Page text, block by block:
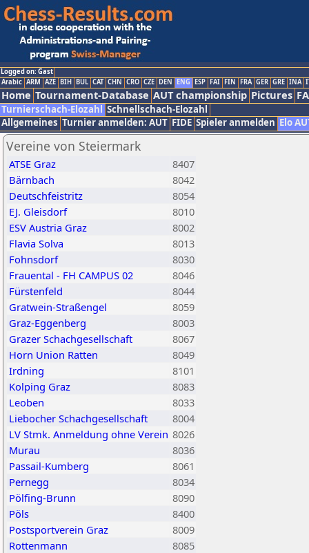
Logged on: Gast
Arabic ARM AZE BIH BUL CAT CHN CRO CZE DEN ENG ESP FAI FIN FRA GER GRE INA
Home Tournament-Database AUT championship Pictures
Turnierschach-Elozahl Schnellschach-Elozahl
Allgemeines Turnier anmelden: AUT FIDE Spieler anmelden Elo
Vereine von Steiermark
ATSE Graz
8407
Bärnbach
8042
Deutschfeistritz
8054
EJ. Gleisdorf
8010
ESV Austria Graz
8002
Flavia Solva
8013
Fohnsdorf
8030
Frauental - FH CAMPUS 02
8046
Fürstenfeld
8044
Gratwein-Straßengel
8059
Graz-Eggenberg
8003
Grazer Schachgesellschaft
8067
Horn Union Ratten
8049
Irdning
8101
Kolping Graz
8083
Leoben
8033
Liebocher Schachgesellschaft
8004
LV Stmk. Anmeldung ohne Verein 8026
Murau
8036
Passail-Kumberg
8061
Pernegg
8034
Pölfing-Brunn
8090
Pöls
8400
Postsportverein Graz
8009
Rottenmann
8085